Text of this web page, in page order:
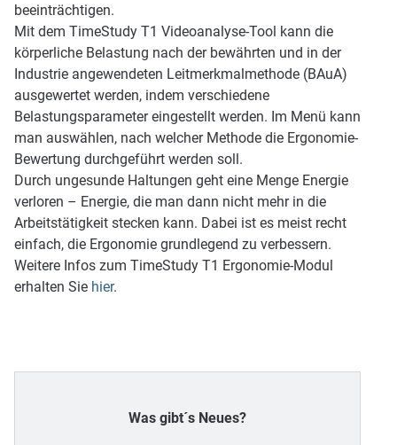
beeinträchtigen.
Mit dem TimeStudy T1 Videoanalyse-Tool kann die
körperliche Belastung nach der bewährten und in der
Industrie angewendeten Leitmerkmalmethode (BAuA)
ausgewertet werden, indem verschiedene
Belastungsparameter eingestellt werden. Im Menü kann
man auswählen, nach welcher Methode die Ergonomie-
Bewertung durchgeführt werden soll.
Durch ungesunde Haltungen geht eine Menge Energie
verloren – Energie, die man dann nicht mehr in die
Arbeitstätigkeit stecken kann. Dabei ist es meist recht
einfach, die Ergonomie grundlegend zu verbessern.
Weitere Infos zum TimeStudy T1 Ergonomie-Modul
erhalten Sie hier.
Was gibt´s Neues?